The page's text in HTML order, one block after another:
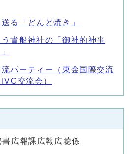
る「どんど焼き」
貴船神社の「御神的神事
パーティー（東金国際交流
交流会）
広報課広報広聴係